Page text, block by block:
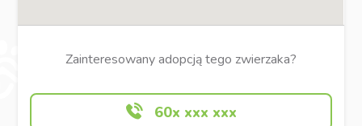
Zainteresowany adopcją tego zwierzaka?
60x xxx xxx